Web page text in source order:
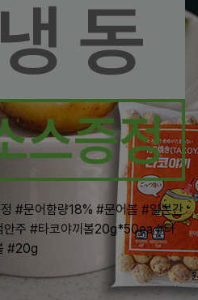
#문어함량18% #문어볼 #일본간
주 #타코야끼볼20g*50ea #타
#20g